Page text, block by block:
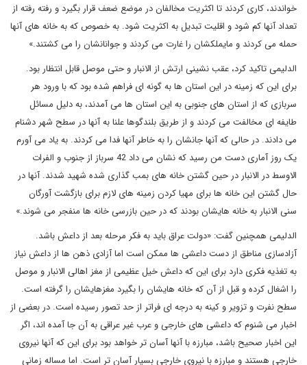
خواندند، کاری کردند تا اکثریت مخالفان در موضع ضعف قرار بگیرد و رفته رفته از
تعداد آنها کم شود و اقلیت تبدیل به اکثریت شود. به خصوص که به خانه های آنها
حمله می کردند و مایملکشان را غارت می کردند و جوانانشان را می کشتند.»
الدلیمی تاکید کرد، عقب نشینی ارتش از الانبار و حتی موصل قابل انتظار بود.
برای این که زمینه در این استان ها به گونه ای فراهم شده بود که با ورود هر
سربازی که از استان های جنوبی به این استان ها می آمدند، به دلیل مسائل
طایفه ای مخالفت می کردند و از طریق بلندگوها علنا به آنها در سطح شهر دشنام
می دادند. در حالی که آنها جانشان را به خاطر آنها فدا می کردند. به یاد می آورم
یک روز آماری دست من رسید که نشان می داد 42 سرباز از جنوب و الفرات
الاوسط در الانبار در حین گشتن خانه های بمب گذاری شده شهید شدند. آنها در
حال گشتن این خانه ها برای مهیا کردن زمینه های لازم برای بازگشت آورگان
سنی الانبار به خانه هایشان بودند که در حین بازرسی خانه ها منفجر می شوند.»
الدلیمی همچنین گفت: «دولت عراق باید به فکر مرحله بعد از داعش باشد.
آزادسازی مناطق از دست داعشی ها ممکن است اما آزادی ذهن ها از داعش نیاز
به تغذیه فکری دارد برای این که داعش خیل عظیمی از مغز اهالی الانبار و موصل
را اشغال کرده و قبل از آن که خانه هایشان را بگیرد مغزهایشان را گرفته است.
سطح نفرت و تزویر و کینه به درجه ای فراتر از حد تصور رسیده است. در بعضی از
اخبار می شنوم که داعشی های خارجی و عرب غیر عراقی به آن جا آمده اند، اگر
این اخبار صحیح باشد، مبارزه با آنها آسان تر خواهد بود برای این که آنها نیروی
خارجی هستند و مبارزه با نیروی خارجی بسیار آسان تر است. اما مساله زمانی